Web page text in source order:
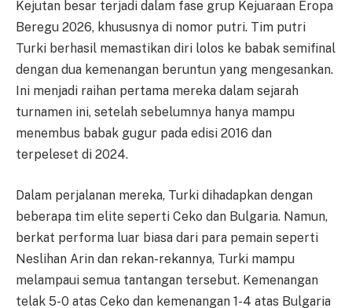
Kejutan besar terjadi dalam fase grup Kejuaraan Eropa
Beregu 2026, khususnya di nomor putri. Tim putri
Turki berhasil memastikan diri lolos ke babak semifinal
dengan dua kemenangan beruntun yang mengesankan.
Ini menjadi raihan pertama mereka dalam sejarah
turnamen ini, setelah sebelumnya hanya mampu
menembus babak gugur pada edisi 2016 dan
terpeleset di 2024.
Dalam perjalanan mereka, Turki dihadapkan dengan
beberapa tim elite seperti Ceko dan Bulgaria. Namun,
berkat performa luar biasa dari para pemain seperti
Neslihan Arin dan rekan-rekannya, Turki mampu
melampaui semua tantangan tersebut. Kemenangan
telak 5-0 atas Ceko dan kemenangan 1-4 atas Bulgaria